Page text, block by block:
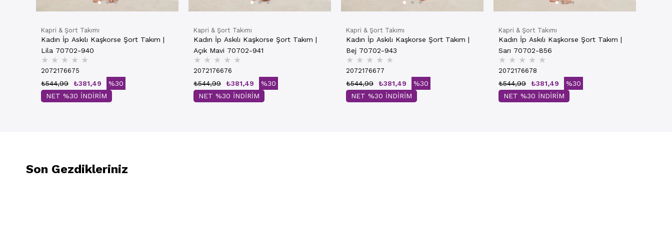
Kapri & Şort Takımı
Kadın İp Askılı Kaşkorse Şort Takım |
Lila 70702-940
★ ★ ★ ★ ★
2072176675
₺381,49
₺544,99
%30
NET %30 İNDİRİM
Kapri & Şort Takımı
Kadın İp Askılı Kaşkorse Şort Takım |
Açık Mavi 70702-941
★ ★ ★ ★ ★
2072176676
₺381,49
₺544,99
%30
NET %30 İNDİRİM
Kapri & Şort Takımı
Kadın İp Askılı Kaşkorse Şort Takım |
Bej 70702-943
★ ★ ★ ★ ★
2072176677
₺381,49
₺544,99
%30
NET %30 İNDİRİM
Kapri & Şort Takımı
Kadın İp Askılı Kaşkorse Şort Takım |
Sarı 70702-856
★ ★ ★ ★ ★
2072176678
₺381,49
₺544,99
%30
NET %30 İNDİRİM
Son Gezdikleriniz